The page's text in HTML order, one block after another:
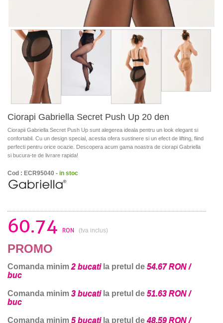
Ciorapi Gabriella Secret Push Up 20 den
Ciorapii Gabriella Secret Push Up sunt alegerea ideala pentru un look elegant si
confortabil. Cu un design special, acestia ofera sustinere si un efect de lifting, fiind
perfecti pentru orice ocazie. Descopera acum gama noastra de ciorapi Gabriella
si bucura-te de livrare rapida!
Cod : ECR95040 - in stoc
60.74 RON (tva inclus)
PROMO
Comanda minim 2 bucatila pretul de 54.67 RON /
buc
Comanda minim 3 bucatila pretul de 51.63 RON /
buc
Comanda minim 5 bucatila pretul de48.59 RON /